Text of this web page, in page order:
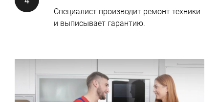
Специалист производит ремонт техники
и выписывает гарантию.